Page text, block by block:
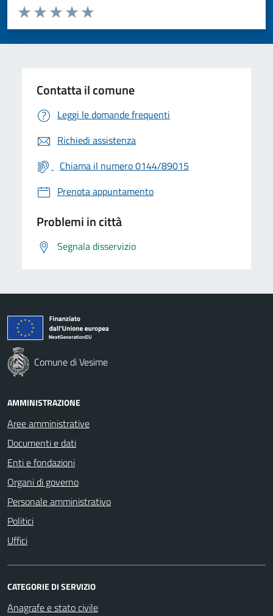
Valuta da 1 a 5 stelle la pagina
Valuta 5 stelle su 5
Valuta 4 stelle su 5
Valuta 3 stelle su 5
Valuta 2 stelle su 5
Valuta 1 stelle su 5
Contatta il comune
Leggi le domande frequenti
Richiedi assistenza
Chiama il numero 0144/89015
Prenota appuntamento
Problemi in città
Segnala disservizio
Comune di Vesime
AMMINISTRAZIONE
Aree amministrative
Documenti e dati
Enti e fondazioni
Organi di governo
Personale amministrativo
Politici
Uffici
CATEGORIE DI SERVIZIO
Anagrafe e stato civile